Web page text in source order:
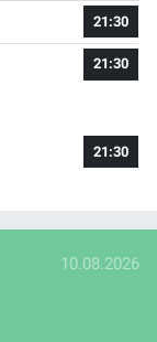
21:30
21:30
21:30
10.08.2026